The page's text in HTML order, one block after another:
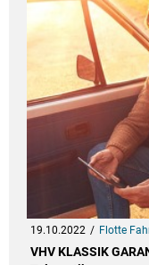
19.10.2022 Flotte
VHV KLASSIK